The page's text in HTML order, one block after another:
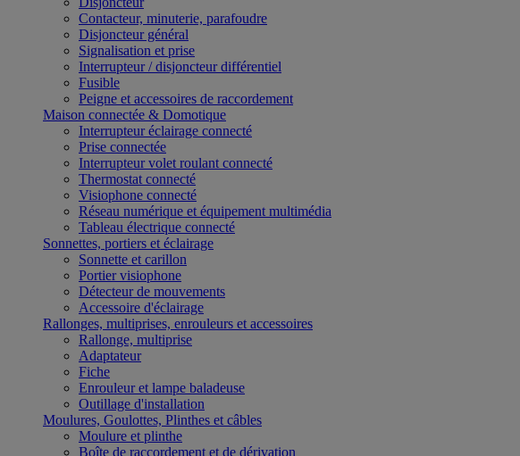
Contacteur, minuterie, parafoudre
Disjoncteur général
Signalisation et prise
Interrupteur / disjoncteur différentiel
Fusible
Peigne et accessoires de raccordement
Maison connectée & Domotique
Interrupteur éclairage connecté
Prise connectée
Interrupteur volet roulant connecté
Thermostat connecté
Visiophone connecté
Réseau numérique et équipement multimédia
Tableau électrique connecté
Sonnettes, portiers et éclairage
Sonnette et carillon
Portier visiophone
Détecteur de mouvements
Accessoire d'éclairage
Rallonges, multiprises, enrouleurs et accessoires
Rallonge, multiprise
Adaptateur
Fiche
Enrouleur et lampe baladeuse
Outillage d'installation
Moulures, Goulottes, Plinthes et câbles
Moulure et plinthe
Boîte de raccordement et de dérivation